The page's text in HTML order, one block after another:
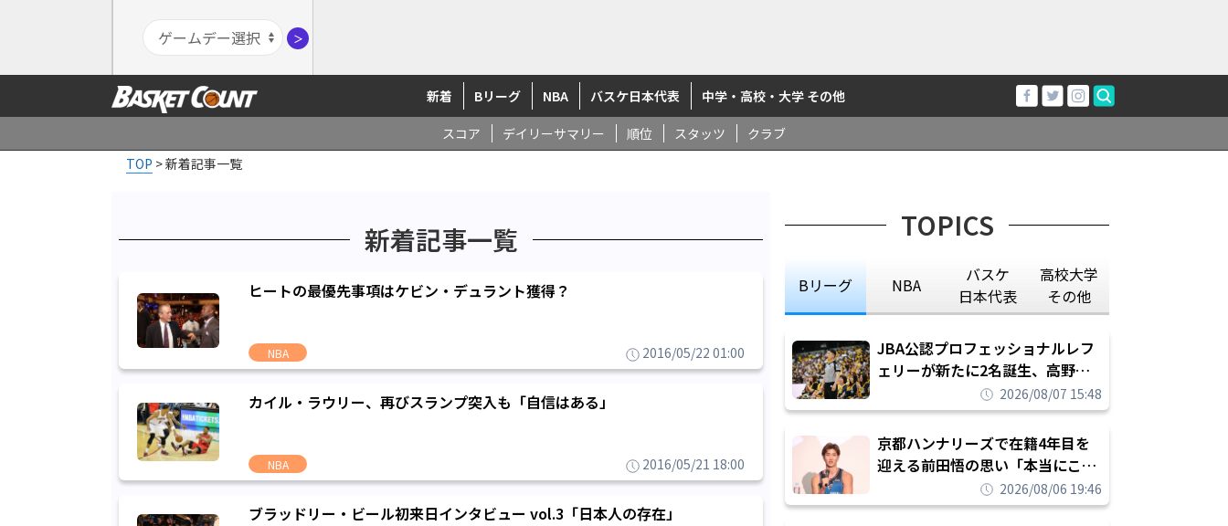
＞
新着 Bリーグ NBA バスケ日本代表 中学・高校・大学 その他
スコア デイリーサマリー 順位 スタッツ
クラブ
TOP >新着記事一覧
新着記事一覧
ヒートの最優先事項はケビン・デュラント獲得？
NBA 2016/05/22 01:00
カイル・ラウリー、再びスランプ突入も「自信はある」
NBA 2016/05/21 18:00
ブラッドリー・ビール初来日インタビュー vol.3「日本人の存在」
TOPICS
Bリーグ NBA
バスケ
日本代表
高校大学
その他
JBA公認プロフェッショナルレフ
ェリーが新たに2名誕生、高野晃
平は16年間続けた会社員生活に別
れを告げてプロ転向を決断
2026/08/07 15:48
京都ハンナリーズで在籍4年目を
迎える前田悟の思い「本当にこの
チームで勝ちたい、負けたまま舐
められたまま終わりたくない」
2026/08/06 19:46